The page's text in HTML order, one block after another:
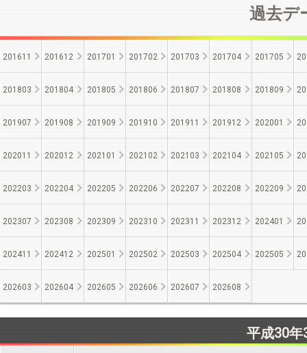
過去デ
201611 201612 201701 201702 201703 201704 201705
201803 201804 201805 201806 201807 201808 201809
201907 201908 201909 201910 201911 201912 202001
202011 202012 202101 202102 202103 202104 202105
202203 202204 202205 202206 202207 202208 202209
202307 202308 202309 202310 202311 202312 202401
202411 202412 202501 202502 202503 202504 202505
202603 202604 202605 202606 202607 202608
平成30